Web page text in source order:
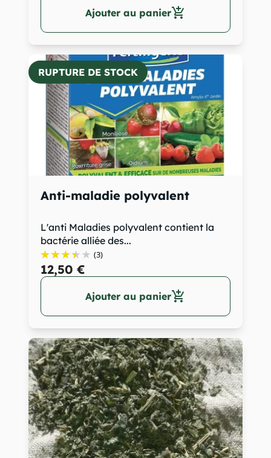
Ajouter au panieradd_shopping_cart
Anti-maladie polyvalent
L'anti Maladies polyvalent contient la
bactérie alliée des...
(3)
12,50 €
Ajouter au panieradd_shopping_cart
RUPTURE DE STOCK